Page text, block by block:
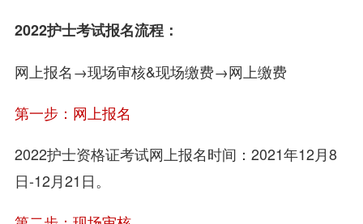
2022护士考试报名流程：
网上报名→现场审核&现场缴费→网上缴费
第一步：网上报名
2022护士资格证考试网上报名时间：2021年12月8
日-12月21日。